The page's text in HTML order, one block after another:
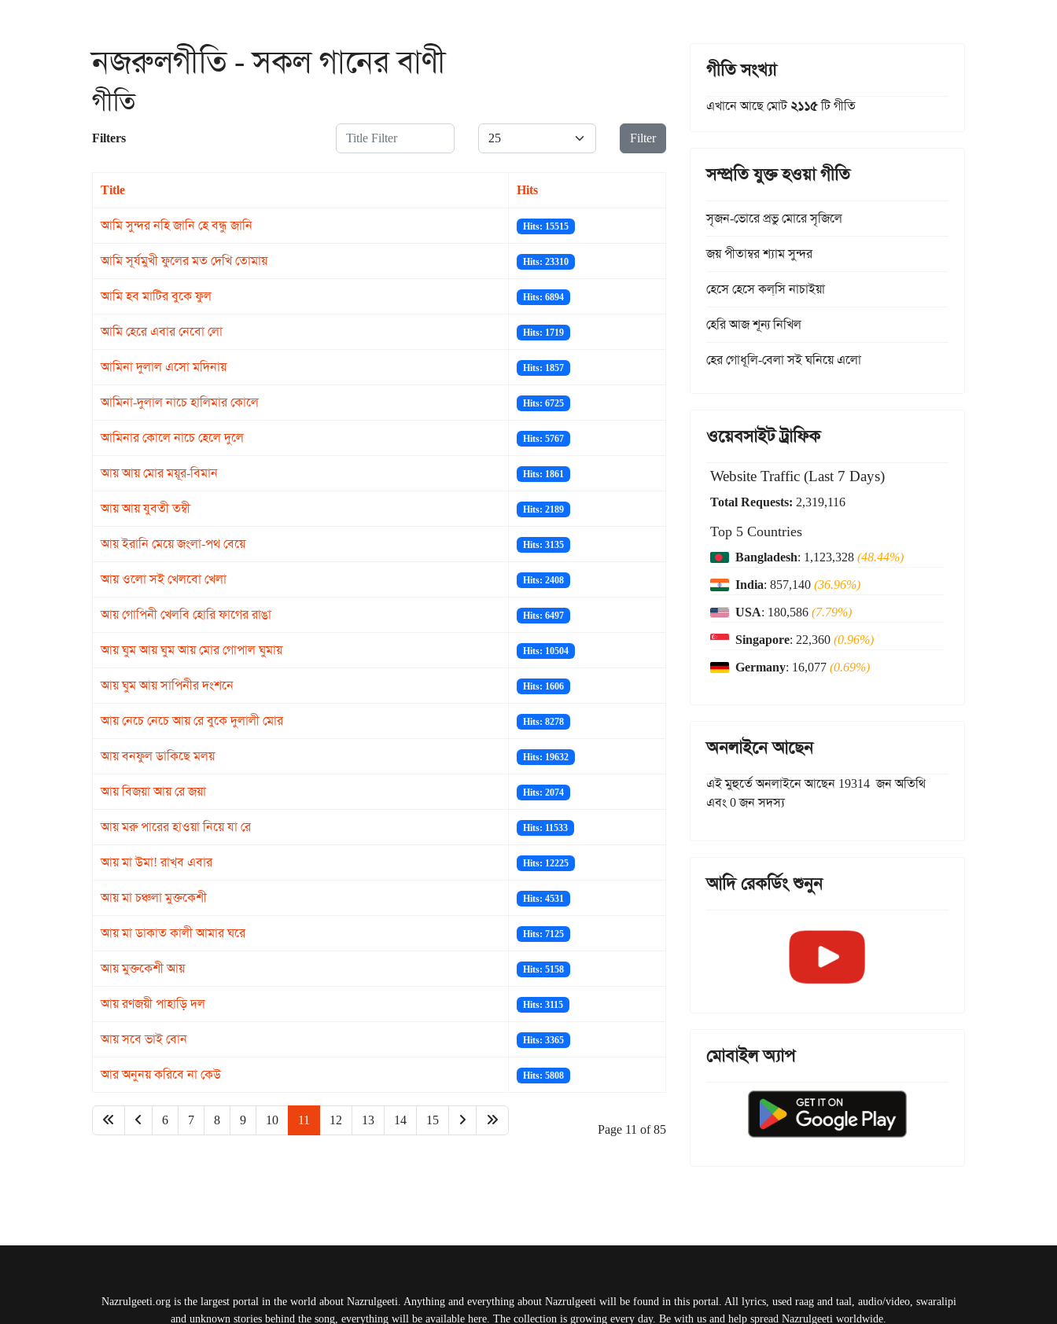
নজরুলগীতি - সকল গানের বাণী
গীতি
Filters Title Filter Display # Filter
Title Hits
আমি সুন্দর নহি জানি হে বন্ধু জানি Hits: 15515
আমি সূর্যমুখী ফুলের মত দেখি তোমায় Hits: 23310
আমি হব মাটির বুকে ফুল Hits: 6894
আমি হেরে এবার নেবো লো Hits: 1719
আমিনা দুলাল এসো মদিনায় Hits: 1857
আমিনা-দুলাল নাচে হালিমার কোলে Hits: 6725
আমিনার কোলে নাচে হেলে দুলে Hits: 5767
আয় আয় মোর ময়ূর-বিমান Hits: 1861
আয় আয় যুবতী তম্বী Hits: 2189
আয় ইরানি মেয়ে জংলা-পথ বেয়ে Hits: 3135
আয় ওলো সই খেলবো খেলা Hits: 2408
আয় গোপিনী খেলবি হোরি ফাগের রাঙা Hits: 6497
আয় ঘুম আয় ঘুম আয় মোর গোপাল ঘুমায় Hits: 10504
আয় ঘুম আয় সাপিনীর দংশনে Hits: 1606
আয় নেচে নেচে আয় রে বুকে দুলালী মোর Hits: 8278
আয় বনফুল ডাকিছে মলয় Hits: 19632
আয় বিজয়া আয় রে জয়া Hits: 2074
আয় মরু পারের হাওয়া নিয়ে যা রে Hits: 11533
আয় মা উমা! রাখ্‌ব এবার Hits: 12225
আয় মা চঞ্চলা মুক্তকেশী Hits: 4531
আয় মা ডাকাত কালী আমার ঘরে Hits: 7125
আয় মুক্তকেশী আয় Hits: 5158
আয় রণজয়ী পাহাড়ি দল Hits: 3115
আয় সবে ভাই বোন Hits: 3365
আর অনুনয় করিবে না কেউ Hits: 5808
6 7 8 9 10 11 12 13 14 15
Page 11 of 85
গীতি সংখ্যা
এখানে আছে মোট২১১৫টি গীতি
সম্প্রতি যুক্ত হওয়া গীতি
সৃজন-ভোরে প্রভু মোরে সৃজিলে
জয় পীতাম্বর শ্যাম সুন্দর
হেসে হেসে কল্‌সি নাচাইয়া
হেরি আজ শূন্য নিখিল
হের গোধূলি-বেলা সই ঘনিয়ে এলো
ওয়েবসাইট ট্রাফিক
Website Traffic (Last 7 Days)
Total Requests: 2,319,116
Top 5 Countries
Bangladesh: 1,123,328(48.44%)
India: 857,140(36.96%)
USA: 180,586(7.79%)
Singapore: 22,360(0.96%)
Germany: 16,077(0.69%)
অনলাইনে আছেন
এই মুহুর্তে অনলাইনে আছেন 19314 জন অতিথি
এবং 0 জন সদস্য
আদি রেকর্ডিং শুনুন
মোবাইল অ্যাপ
Nazrulgeeti.org is the largest portal in the world about Nazrulgeeti. Anything and everything about Nazrulgeeti will be found in this portal. All lyrics, used raag and taal, audio/video, swaralipi
and unknown stories behind the song, everything will be available here. The collection is growing every day. Be with us and help spread Nazrulgeeti worldwide.